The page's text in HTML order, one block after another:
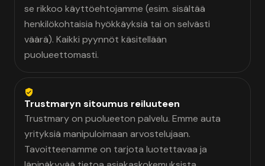
se rikkoo käyttöehtojamme (esim. sisältää
henkilökohtaisia hyökkäyksiä tai on selvästi
väärä). Kaikki pyynnöt käsitellään
puolueettomasti.
Trustmaryn sitoumus reiluuteen
Trustmary on puolueeton palvelu. Emme auta
yrityksiä manipuloimaan arvostelujaan.
Tavoitteenamme on tarjota luotettavaa ja